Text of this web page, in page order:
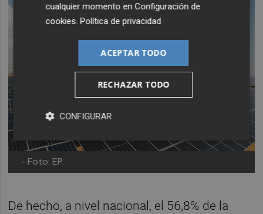
- Foto: EP
De hecho, a nivel nacional, el 56,8% de la
cualquier momento enConfiguración de
cookies .Política de privacidad
ACEPTAR TODO
RECHAZAR TODO
CONFIGURAR